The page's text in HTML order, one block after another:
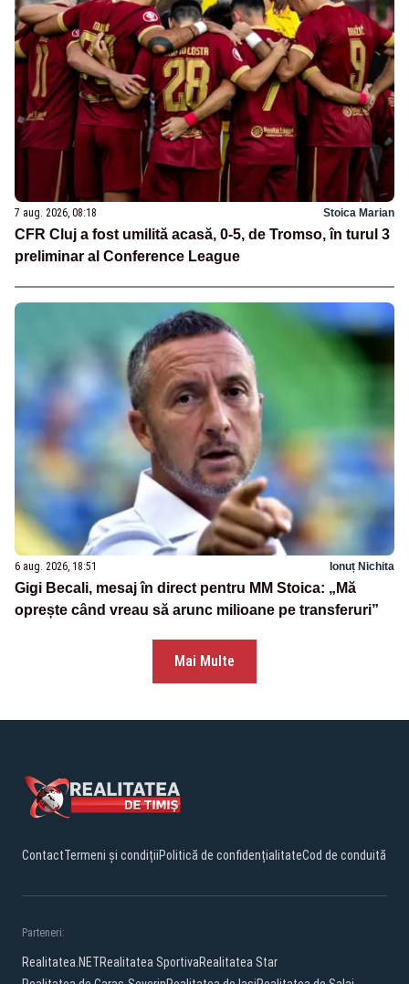
7 aug. 2026, 08:18 Stoica Marian
CFR Cluj a fost umilită acasă, 0-5, de Tromso, în turul 3
preliminar al Conference League
6 aug. 2026, 18:51 Ionuț Nichita
Gigi Becali, mesaj în direct pentru MM Stoica: „Mă
oprește când vreau să arunc milioane pe transferuri”
Mai Multe
ContactTermeni și condițiiPolitică de confidențialitateCod de conduită
Parteneri:
Realitatea.NETRealitatea SportivaRealitatea Star